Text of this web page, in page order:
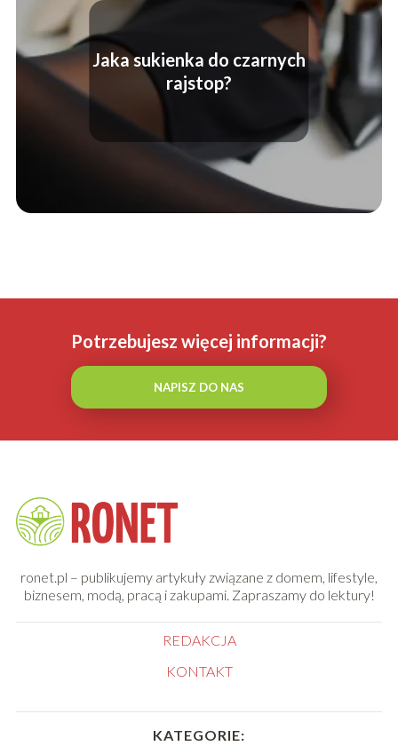
Jaka sukienka do czarnych
rajstop?
Potrzebujesz więcej informacji?
NAPISZ DO NAS
ronet.pl – publikujemy artykuły związane z domem, lifestyle,
biznesem, modą, pracą i zakupami. Zapraszamy do lektury!
REDAKCJA
KONTAKT
KATEGORIE: